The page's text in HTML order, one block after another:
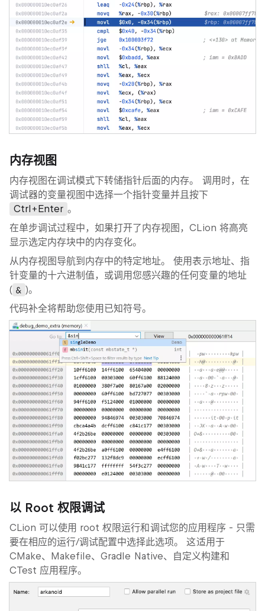
内存视图
内存视图在调试模式下转储指针后面的内存。 调用时，在
调试器的变量视图中选择一个指针变量并且按下
Ctrl+Enter 。
在单步调试过程中，如果打开了内存视图，CLion 将高亮
显示选定内存块中的内存变化。
从内存视图导航到内存中的特定地址。 使用表示地址、指
针变量的十六进制值，或调用您感兴趣的任何变量的地址
( & )。
代码补全将帮助您使用已知符号。
以 Root 权限调试
CLion 可以使用 root 权限运行和调试您的应用程序 - 只需
要在相应的运行/调试配置中选择此选项。 这适用于
CMake、Makefile、Gradle Native、自定义构建和
CTest 应用程序。